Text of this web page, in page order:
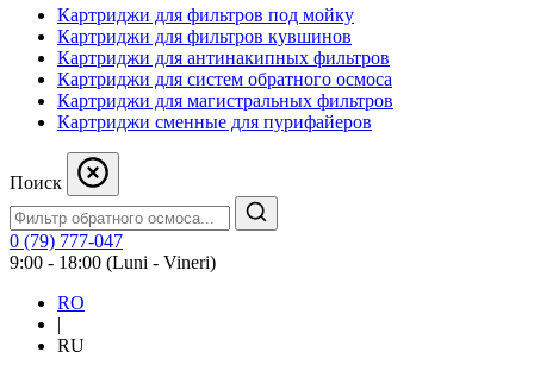
Картриджи для фильтров под мойку
Картриджи для фильтров кувшинов
Картриджи для антинакипных фильтров
Картриджи для систем обратного осмоса
Картриджи для магистральных фильтров
Картриджи сменные для пурифайеров
Поиск
0 (79) 777-047
9:00 - 18:00 (Luni - Vineri)
RO
|
RU